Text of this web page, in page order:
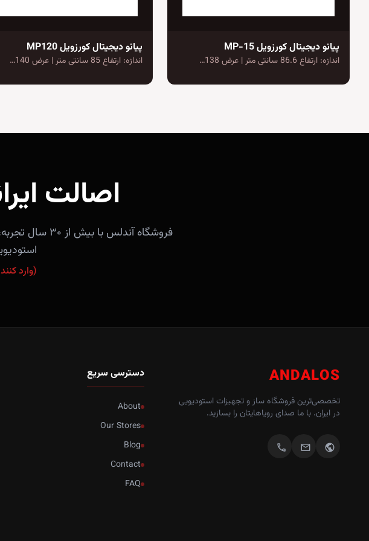
پیانو دیجیتال کورزویل MP-15
اندازه: ارتفاع 86.6 سانتی متر | عرض 138…
پیانو دیجیتال کورزویل MP120
اندازه: ارتفاع 85 سانتی متر | عرض 140…
اصالت
فروشگاه
(وارد
ANDALOS
تخصصی‌ترین فروشگاه ساز و تجهیزات استودیویی
در ایران. با ما صدای رویاهایتان را بسازید.
public
mail
call
دسترسی سریع
About
Our Stores
Blog
Contact
FAQ